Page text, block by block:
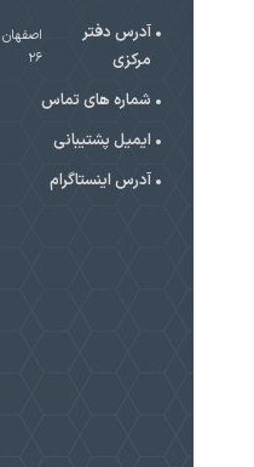
آدرس دفتر
مرکزی
۲۶
شماره های تماس
ایمیل پشتیبانی
آدرس اینستاگرام